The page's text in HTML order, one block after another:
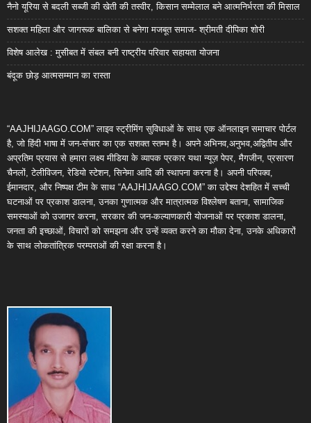
नैनो यूरिया से बदली सब्जी की खेती की तस्वीर, किसान सम्मेलाल बने आत्मनिर्भरता की मिसाल
सशक्त महिला और जागरूक बालिका से बनेगा मजबूत समाज- श्रीमती दीपिका शोरी
विशेष आलेख : मुसीबत में संबल बनी राष्ट्रीय परिवार सहायता योजना
बंदूक छोड़ आत्मसम्मान का रास्ता
“AAJHIJAAGO.COM” लाइव स्ट्रीमिंग सुविधाओं के साथ एक ऑनलाइन समाचार पोर्टल
है, जो हिंदी भाषा में जन-संचार का एक सशक्त स्तम्भ है। अपने अभिनव,अनुभव,अद्वितीय और
अप्रतिम प्रयास से हमारा लक्ष्य मीडिया के व्यापक प्रकार यथा न्यूज़ पेपर, मैगजीन, प्रसारण
चैनलों, टेलीविजन, रेडियो स्टेशन, सिनेमा आदि की स्थापना करना है। अपनी परिपक्व,
ईमानदार, और निष्पक्ष टीम के साथ “AAJHIJAAGO.COM” का उद्देश्य देशहित में सच्ची
घटनाओं पर प्रकाश डालना, उनका गुणात्मक और मात्रात्मक विश्लेषण बताना, सामाजिक
समस्याओं को उजागर करना, सरकार की जन-कल्याणकारी योजनाओं पर प्रकाश डालना,
जनता की इच्छाओं, विचारों को समझना और उन्हें व्यक्त करने का मौका देना, उनके अधिकारों
के साथ लोकतांत्रिक परम्पराओं की रक्षा करना है।